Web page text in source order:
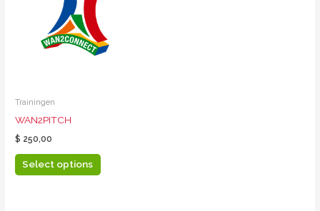
Trainingen
WAN2PITCH
$ 250,00
Select options